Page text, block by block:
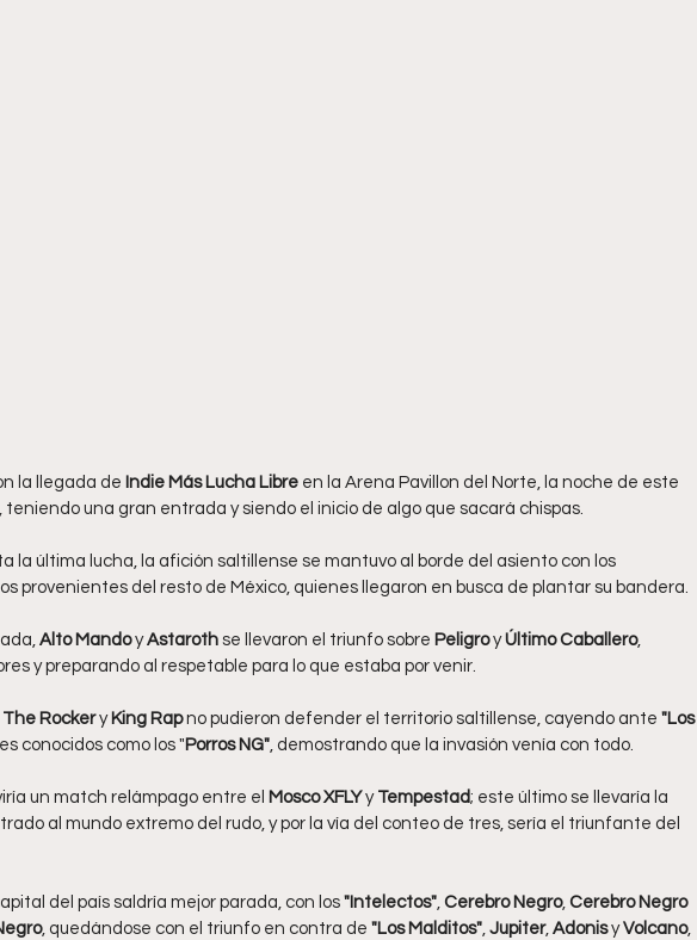
la llegada de Indie Más Lucha Libre en la Arena Pavillon del Norte, la noche de este
teniendo una gran entrada y siendo el inicio de algo que sacará chispas.
la última lucha, la afición saltillense se mantuvo al borde del asiento con los
provenientes del resto de México, quienes llegaron en busca de plantar su bandera.
Alto Mando y Astaroth se llevaron el triunfo sobre Peligro y Último Caballero,
y preparando al respetable para lo que estaba por venir.
The Rocker y King Rap no pudieron defender el territorio saltillense, cayendo ante "Los
conocidos como los "Porros NG" , demostrando que la invasión venía con todo.
un match relámpago entre el Mosco XFLY y Tempestad; este último se llevaría la
al mundo extremo del rudo, y por la vía del conteo de tres, sería el triunfante del
del país saldría mejor parada, con los "Intelectos" Cerebro Negro, Cerebro Negro
, quedándose con el triunfo en contra de "Los Malditos" Jupiter, Adonis y Volcano,